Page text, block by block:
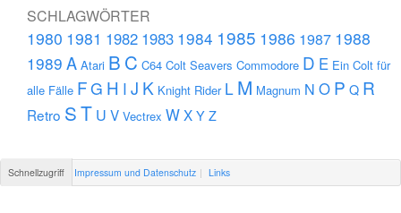
SCHLAGWÖRTER
1980 1981 1982 1983 1984 1985 1986 1987 1988
1989 A Atari B C C64 Colt Seavers Commodore D E Ein Colt für
alle Fälle FG H I J K Knight Rider L M Magnum N O P Q R
Retro ST U V Vectrex WXYZ
Schnellzugriff Impressum und Datenschutz Links